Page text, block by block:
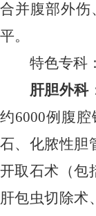
合并腹部外
平。
特色专科：
肝胆外科
约6000例腹
石、化脓性胆
开取石术（包
肝包虫切除术